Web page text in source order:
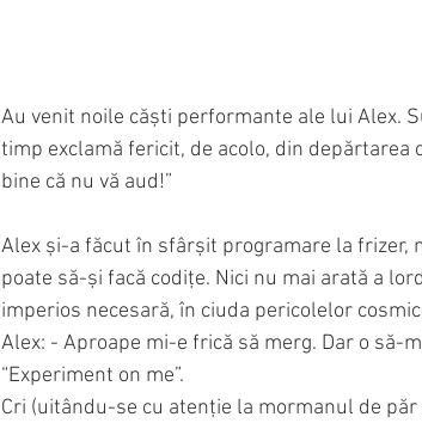
Au venit noile căști performante ale lui Alex.
timp exclamă fericit, de acolo, din depărtarea
bine că nu vă aud!”
Alex și-a făcut în sfârșit programare la frizer,
poate să-și facă codițe. Nici nu mai arată a
imperios necesară, în ciuda pericolelor
Alex: - Aproape mi-e frică să merg. Dar o să-
“Experiment on me”.
Cri (uitându-se cu atenție la mormanul de